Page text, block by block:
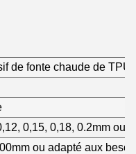
de fonte chaude de TPU
0,15, 0,18, 0.2mm ou
ou adapté aux